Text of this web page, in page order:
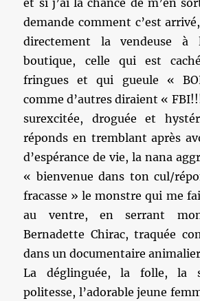
et si j’ai la chance de m’en
demande comment c’est
directement la vendeuse à
boutique, celle qui est
fringues et qui gueule «
comme d’autres diraient «
surexcitée, droguée et
réponds en tremblant après
d’espérance de vie, la nana
« bienvenue dans ton cul/
fracasse » le monstre qui me
au ventre, en serrant
Bernadette Chirac, traquée
dans un documentaire
La déglinguée, la folle, la
politesse, l’adorable jeune